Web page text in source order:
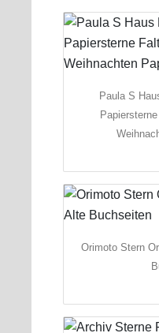
Paula S
Orimoto Stern